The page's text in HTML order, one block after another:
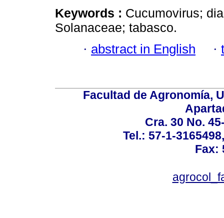
Keywords : Cucumovirus;
Solanaceae; tabasco.
· abstract in English ·
Facultad de Agronomía,
Cra. 30 No.
Tel.: 57-1-
Fax: